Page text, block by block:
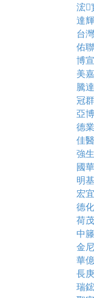
浤
達
台
佑
博
美
騰
冠
亞
德
佳
強
國
明
宏
德
荷
中
金
華
長
瑞